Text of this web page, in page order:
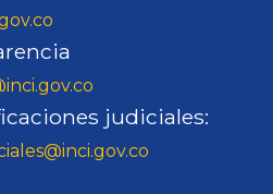
judiciales: